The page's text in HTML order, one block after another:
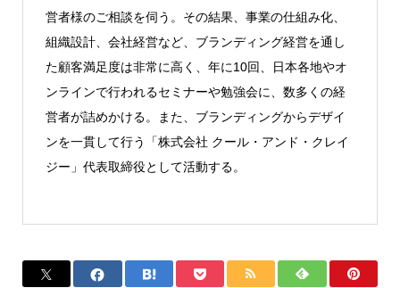
営者様のご相談を伺う。その結果、事業の仕組み化、
組織設計、会社経営など、ブランディング経営を通し
た顧客満足度は非常に高く、年に10回、日本各地やオ
ンラインで行われるセミナーや勉強会に、数多くの経
営者が詰めかける。また、ブランディングからデザイ
ンを一貫して行う「株式会社 クール・アンド・クレイ
ジー」代表取締役として活動する。